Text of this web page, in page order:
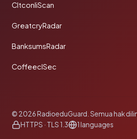
CltconliScan
GreatcryRadar
BanksumsRadar
CoffeeclSec
© 2026 RadioeduGuard. Semua hak
HTTPS · TLS 1.3
1 languages